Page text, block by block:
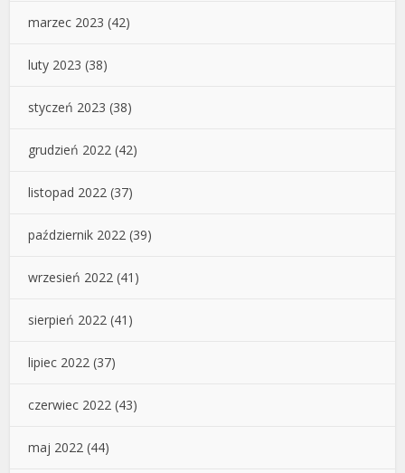
marzec 2023 (42)
luty 2023 (38)
styczeń 2023 (38)
grudzień 2022 (42)
listopad 2022 (37)
październik 2022 (39)
wrzesień 2022 (41)
sierpień 2022 (41)
lipiec 2022 (37)
czerwiec 2022 (43)
maj 2022 (44)